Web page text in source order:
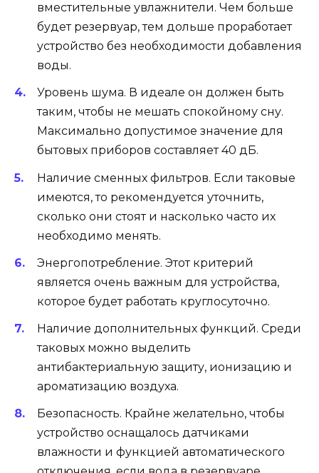
вместительные увлажнители. Чем больше
будет резервуар, тем дольше проработает
устройство без необходимости добавления
воды.
Уровень шума. В идеале он должен быть
таким, чтобы не мешать спокойному сну.
Максимально допустимое значение для
бытовых приборов составляет 40 дБ.
Наличие сменных фильтров. Если таковые
имеются, то рекомендуется уточнить,
сколько они стоят и насколько часто их
необходимо менять.
Энергопотребление. Этот критерий
является очень важным для устройства,
которое будет работать круглосуточно.
Наличие дополнительных функций. Среди
таковых можно выделить
антибактериальную защиту, ионизацию и
ароматизацию воздуха.
Безопасность. Крайне желательно, чтобы
устройство оснащалось датчиками
влажности и функцией автоматического